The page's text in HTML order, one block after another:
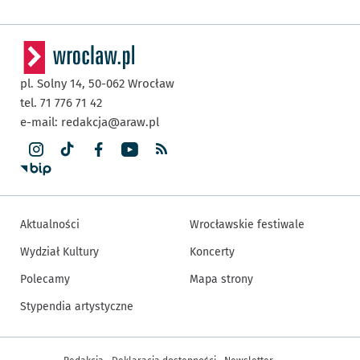
pl. Solny 14, 50-062 Wrocław
tel. 71 776 71 42
e-mail: redakcja@araw.pl
Aktualności
Wydział Kultury
Polecamy
Stypendia artystyczne
Wrocławskie festiwale
Koncerty
Mapa strony
Inne informacje